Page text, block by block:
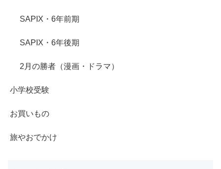
SAPIX・6年前期
SAPIX・6年後期
2月の勝者（漫画・ドラマ）
小学校受験
お買いもの
旅やおでかけ